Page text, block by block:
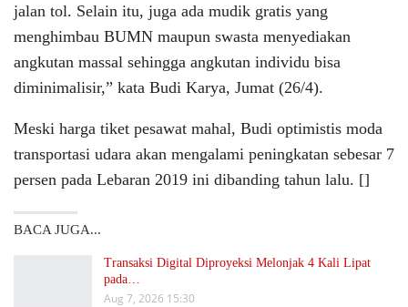
jalan tol. Selain itu, juga ada mudik gratis yang
menghimbau BUMN maupun swasta menyediakan
angkutan massal sehingga angkutan individu bisa
diminimalisir,” kata Budi Karya, Jumat (26/4).
Meski harga tiket pesawat mahal, Budi optimistis moda
transportasi udara akan mengalami peningkatan sebesar 7
persen pada Lebaran 2019 ini dibanding tahun lalu. []
BACA JUGA...
Transaksi Digital Diproyeksi Melonjak 4 Kali Lipat
pada…
Aug 7, 2026 15:30